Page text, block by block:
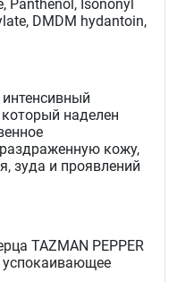
Panthenol, Isononyl
DMDM hydantoin,
который наделен
кожу,
зуда и проявлений
TAZMAN PEPPER
успокаивающее